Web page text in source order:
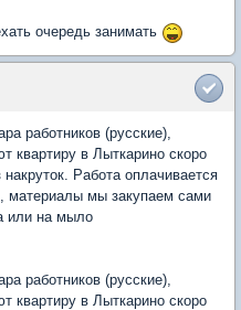
очередь занимать
работников (русские),
квартиру в Лыткарино скоро
Работа оплачивается
материалы мы закупаем сами
или на мыло
работников (русские),
квартиру в Лыткарино скоро